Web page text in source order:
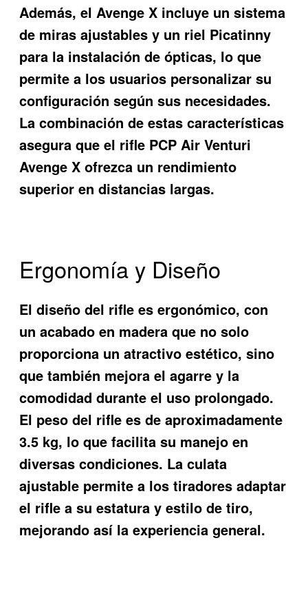
Además, el Avenge X incluye un sistema
de miras ajustables y un riel Picatinny
para la instalación de ópticas, lo que
permite a los usuarios personalizar su
configuración según sus necesidades.
La combinación de estas características
asegura que el rifle PCP Air Venturi
Avenge X ofrezca un rendimiento
superior en distancias largas.
Ergonomía y Diseño
El diseño del rifle es ergonómico, con
un acabado en madera que no solo
proporciona un atractivo estético, sino
que también mejora el agarre y la
comodidad durante el uso prolongado.
El peso del rifle es de aproximadamente
3.5 kg, lo que facilita su manejo en
diversas condiciones. La culata
ajustable permite a los tiradores adaptar
el rifle a su estatura y estilo de tiro,
mejorando así la experiencia general.